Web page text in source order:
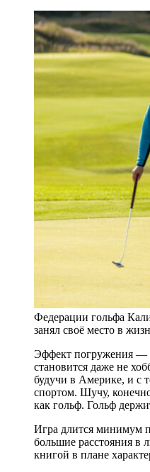
Федерации гольфа
занял своё место в
Эффект погружения —
становится даже не
будучи в Америке, и с
спортом. Шучу,
как гольф. Гольф
Игра длится минимум
большие расстояния в
книгой в плане